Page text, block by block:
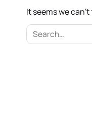
It seems we